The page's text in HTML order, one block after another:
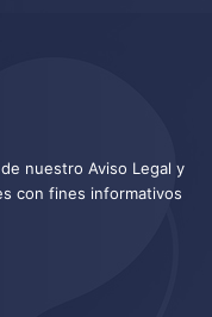
nuestro Aviso Legal y
con fines informativos